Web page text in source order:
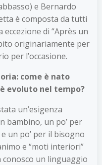
e Bernardo
è composta da tutti
di “Après un
originariamente per
per l’occasione.
come è nato
evoluto nel tempo?
un’esigenza
bambino, un po’ per
un po’ per il bisogno
e “moti interiori”
conosco un linguaggio